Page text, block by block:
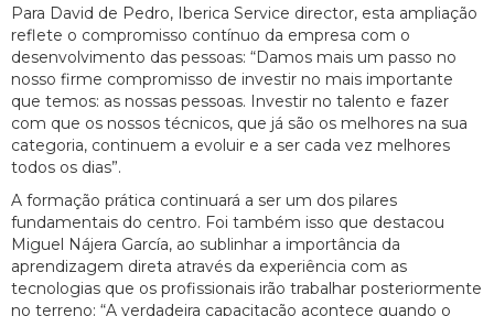
Para David de Pedro, Iberica Service director, esta ampliação
reflete o compromisso contínuo da empresa com o
desenvolvimento das pessoas: “Damos mais um passo no
nosso firme compromisso de investir no mais importante
que temos: as nossas pessoas. Investir no talento e fazer
com que os nossos técnicos, que já são os melhores na sua
categoria, continuem a evoluir e a ser cada vez melhores
todos os dias”.
A formação prática continuará a ser um dos pilares
fundamentais do centro. Foi também isso que destacou
Miguel Nájera García, ao sublinhar a importância da
aprendizagem direta através da experiência com as
tecnologias que os profissionais irão trabalhar posteriormente
no terreno: “A verdadeira capacitação acontece quando o